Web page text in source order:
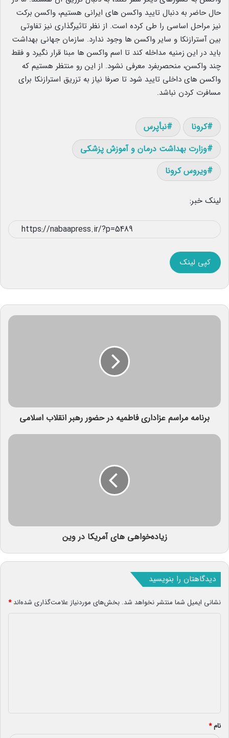
حال حاضر به دنبال تایید واکسن های ایرانی هستیم، واکسن برکت
نیز مراحل اساسی را طی کرده است. از نظر تاثیرگذاری نیز تفاوتی
بین آسترازنکا و سایر واکسن ها وجود ندارد. سازمان جهانی بهداشت
باید در این زمنیه مداخله کند تا اسم واکسن ها مبنا قرار نگیرد و فقط
چند واکسن، منحصربفرد معرفی نشود. از این رو منتظر هستیم که
واکسن های داخلی تایید شود تا صرفا نیاز به تزریق استرازنکا برای
مسافرت کردن نباشد.
کرونا
نبأپرس
وزارت بهداشت درمان و آموزش پزشکی
ویروس کرونا
لینک خبر:
کپی لینک
برنامه مراسم عزاداری فاطمیه در حضور رهبر انقلاب اسلامی
زیاده‌خواهی های آمریکا در وین
دیدگاهتان را بنویسید
نشانی ایمیل شما منتشر نخواهد شد. بخش‌های موردنیاز علامت‌گذاری شده‌اند*
*
نام*